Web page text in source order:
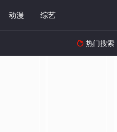
动漫 综艺
 热门搜索